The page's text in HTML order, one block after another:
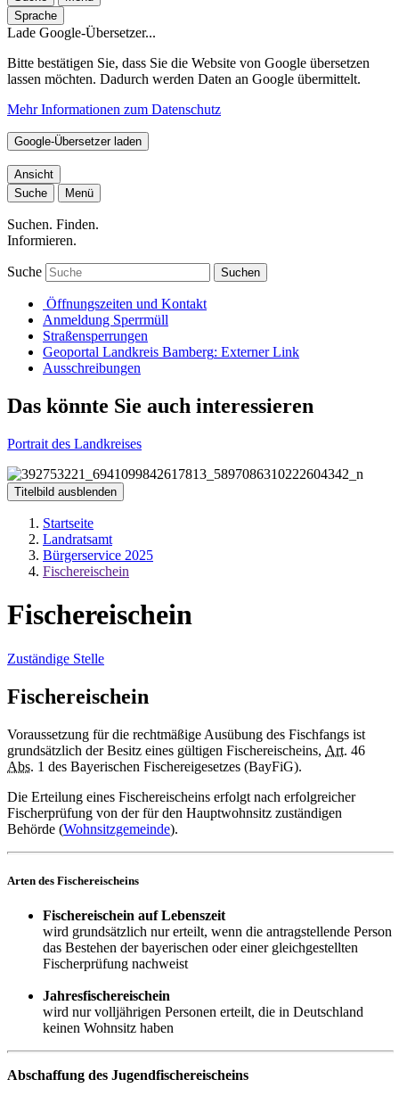
Sprache
Lade Google-Übersetzer...
Bitte bestätigen Sie, dass Sie die Website von Google übersetzen
lassen möchten. Dadurch werden Daten an Google übermittelt.
Mehr Informationen zum Datenschutz
Google-Übersetzer laden
Ansicht
Suche
Menü
Suchen. Finden.
Informieren.
Suche Suchen
Öffnungszeiten und Kontakt
Anmeldung Sperrmüll
Straßensperrungen
Geoportal Landkreis Bamberg: Externer Link
Ausschreibungen
Das könnte Sie auch interessieren
Portrait des Landkreises
Titelbild ausblenden
Startseite
Landratsamt
Bürgerservice 2025
Fischereischein
Fischereischein
Zuständige Stelle
Fischereischein
Voraussetzung für die rechtmäßige Ausübung des Fischfangs ist
grundsätzlich der Besitz eines gültigen Fischereischeins, Art. 46
Abs. 1 des Bayerischen Fischereigesetzes (BayFiG).
Die Erteilung eines Fischereischeins erfolgt nach erfolgreicher
Fischerprüfung von der für den Hauptwohnsitz zuständigen
Behörde (Wohnsitzgemeinde).
Arten des Fischereischeins
Fischereischein auf Lebenszeit
wird grundsätzlich nur erteilt, wenn die antragstellende Person
das Bestehen der bayerischen oder einer gleichgestellten
Fischerprüfung nachweist
Jahresfischereischein
wird nur volljährigen Personen erteilt, die in Deutschland
keinen Wohnsitz haben
Abschaffung des Jugendfischereischeins